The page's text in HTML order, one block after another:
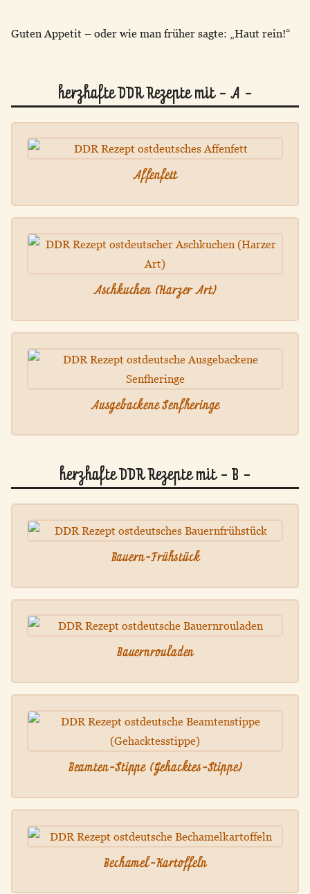
Guten Appetit – oder wie man früher sagte: „Haut rein!“
herzhafte DDR Rezepte mit - A -
Affenfett
Aschkuchen (Harzer Art)
Ausgebackene Senfheringe
herzhafte DDR Rezepte mit - B -
Bauern-Frühstück
Bauernrouladen
Beamten-Stippe (Gehacktes-Stippe)
Bechamel-Kartoffeln